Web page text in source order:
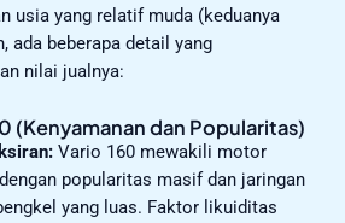
usia yang relatif muda (keduanya
ada beberapa detail yang
nilai jualnya:
(Kenyamanan dan Popularitas)
Vario 160 mewakili motor
popularitas masif dan jaringan
yang luas. Faktor likuiditas